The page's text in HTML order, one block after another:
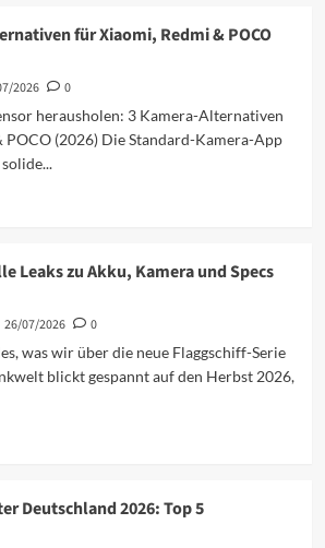
für Xiaomi, Redmi & POCO
2026
0
herausholen: 3 Kamera-Alternativen
POCO (2026) Die Standard-Kamera-App
Leaks zu Akku, Kamera und Specs
26/07/2026
0
was wir über die neue Flaggschiff-Serie
blickt gespannt auf den Herbst 2026,
Deutschland 2026: Top 5